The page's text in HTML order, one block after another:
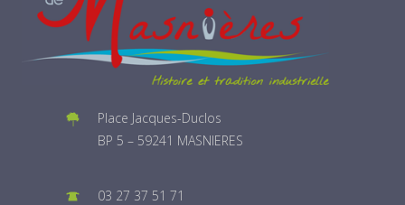
Place Jacques-Duclos
BP 5 – 59241 MASNIERES
03 27 37 51 71